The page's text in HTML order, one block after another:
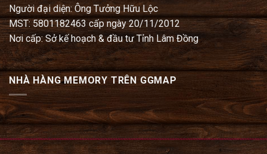
Người đại diện: Ông Tưởng Hữu Lộc
MST: 5801182463 cấp ngày 20/11/2012
Nơi cấp: Sở kế hoạch & đầu tư Tỉnh Lâm Đồng
NHÀ HÀNG MEMORY TRÊN GGMAP